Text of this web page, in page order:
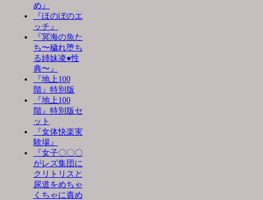
め』
『ほのぼのエ
ッチ』
『冥海の魚た
ち〜穢れ堕ち
る姉妹凌●性
典〜』
『地上100
階』特別版
『地上100
階』特別版セ
ット
『女体快楽実
験場』
『女子〇〇〇
がレズ集団に
クリトリスと
尿道をめちゃ
くちゃに責め